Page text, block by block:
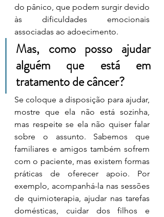
do pânico, que podem surgir devido
às dificuldades emocionais
associadas ao adoecimento.
Mas, como posso ajudar
alguém que está em
tratamento de câncer?
Se coloque a disposição para ajudar,
mostre que ela não está sozinha,
mas respeite se ela não quiser falar
sobre o assunto. Sabemos que
familiares e amigos também sofrem
com o paciente, mas existem formas
práticas de oferecer apoio. Por
exemplo, acompanhá-la nas sessões
de quimioterapia, ajudar nas tarefas
domésticas, cuidar dos filhos e